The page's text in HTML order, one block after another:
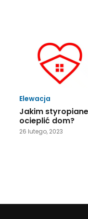
Elewacja
Jakim
ocieplić dom?
26 lutego, 2023